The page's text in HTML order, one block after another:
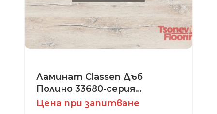
Ламинат Classen Дъб
Полино 33680-серия
Extravagant Dynamic
Цена при запитване